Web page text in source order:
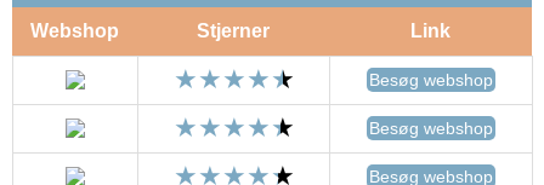
Webshop Stjerner Link
Besøg webshop
Besøg webshop
Besøg webshop